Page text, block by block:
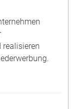
realisieren